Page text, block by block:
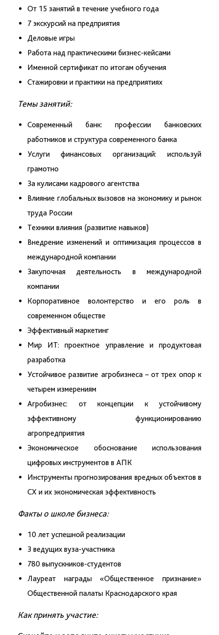
От 15 занятий в течение учебного года
7 экскурсий на предприятия
Деловые игры
Работа над практическими бизнес-кейсами
Именной сертификат по итогам обучения
Стажировки и практики на предприятиях
Темы занятий:
Современный банк: профессии банковских
работников и структура современного банка
Услуги финансовых организаций: используй
грамотно
За кулисами кадрового агентства
Влияние глобальных вызовов на экономику и рынок
труда России
Техники влияния (развитие навыков)
Внедрение изменений и оптимизация процессов в
международной компании
Закупочная деятельность в международной
компании
Корпоративное волонтерство и его роль в
современном обществе
Эффективный маркетинг
Мир ИТ: проектное управление и продуктовая
разработка
Устойчивое развитие агробизнеса – от трех опор к
четырем измерениям
Агробизнес: от концепции к устойчивому
эффективному функционированию
агропредприятия
Экономическое обоснование использования
цифровых инструментов в АПК
Инструменты прогнозирования вредных объектов в
СХ и их экономическая эффективность
Факты о школе бизнеса:
10 лет успешной реализации
3 ведущих вуза-участника
780 выпускников-студентов
Лауреат награды «Общественное признание»
Общественной палаты Краснодарского края
Как принять участие: